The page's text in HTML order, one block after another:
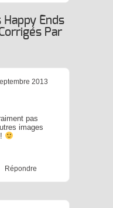
Happy Ends
Par
2013
pas
images
Répondre